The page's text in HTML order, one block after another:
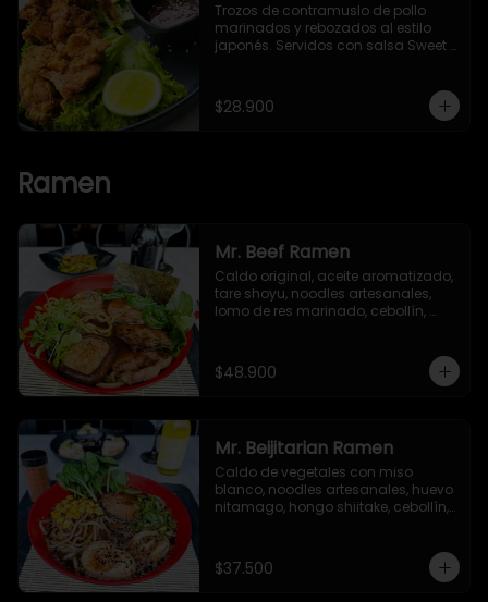
Trozos de contramuslo de pollo
marinados y rebozados al estilo
japonés. Servidos con salsa Sweet
$28.900
Ramen
Mr. Beef Ramen
Caldo original, aceite aromatizado,
tare shoyu, noodles artesanales,
lomo de res marinado, cebollín,
$48.900
Mr. Beijitarian Ramen
Caldo de vegetales con miso
blanco, noodles artesanales, huevo
nitamago, hongo shiitake, cebollín,
$37.500